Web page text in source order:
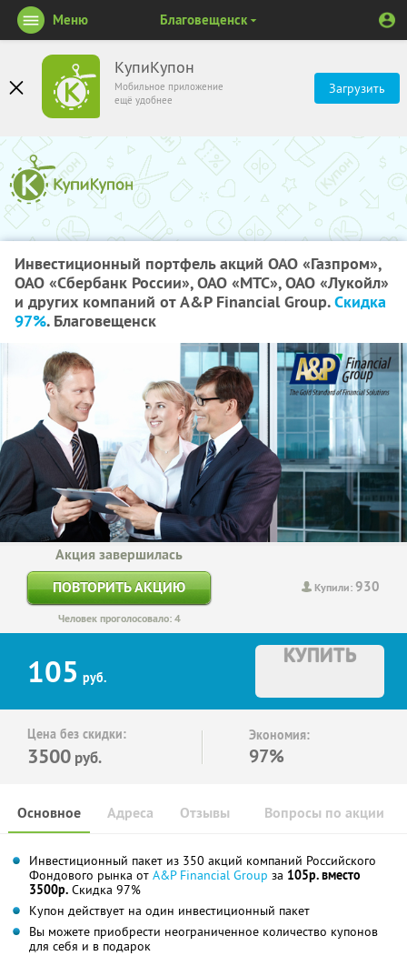
КупиКупон
Мобильное приложение
ещё удобнее
Загрузить
Меню Благовещенск
Инвестиционный портфель акций ОАО «Газпром»,
ОАО «Сбербанк России», ОАО «МТС», ОАО «Лукойл»
и других компаний от A&P Financial Group.Скидка
97%. Благовещенск
Купили:930
Акция завершилась
ПОВТОРИТЬ АКЦИЮ
Человек проголосовало: 4
105 руб.
КУПИТЬ
Цена без скидки:
3500 руб.
Экономия:
97%
Основное Отзывы Вопросы по акции
Адреса
Инвестиционный пакет из 350 акций компаний Российского
Фондового рынка от A&P Financial Group за 105р. вместо
3500р. Скидка 97%
Купон действует на один инвестиционный пакет
Вы можете приобрести неограниченное количество купонов
для себя и в подарок